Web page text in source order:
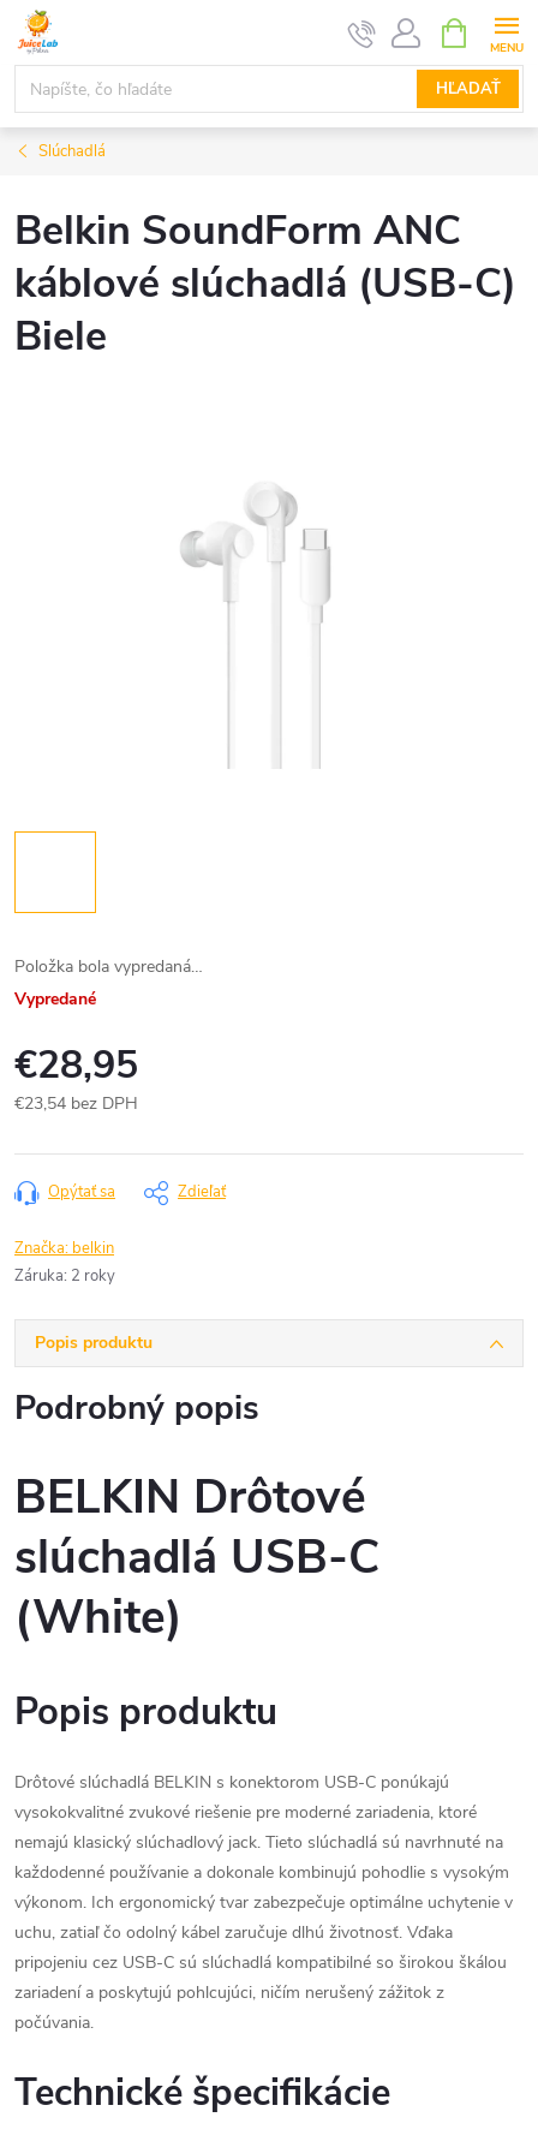
Prejsť
obsah
HĽADAŤ
KOŠÍK
Slúchadlá
Belkin SoundForm ANC
káblové slúchadlá (USB-C)
Biele
Položka bola vypredaná…
Vypredané
€28,95
€23,54 bez DPH
cena:
Opýtať sa Zdieľať
Značka: belkin
Záruka: 2 roky
Popis produktu
Podrobný popis
BELKIN Drôtové
slúchadlá USB-C
(White)
Popis produktu
Drôtové slúchadlá BELKIN s konektorom USB-C ponúkajú
vysokokvalitné zvukové riešenie pre moderné zariadenia, ktoré
nemajú klasický slúchadlový jack. Tieto slúchadlá sú navrhnuté na
každodenné používanie a dokonale kombinujú pohodlie s vysokým
výkonom. Ich ergonomický tvar zabezpečuje optimálne uchytenie v
uchu, zatiaľ čo odolný kábel zaručuje dlhú životnosť. Vďaka
pripojeniu cez USB-C sú slúchadlá kompatibilné so širokou škálou
zariadení a poskytujú pohlcujúci, ničím nerušený zážitok z
počúvania.
Technické špecifikácie